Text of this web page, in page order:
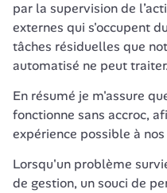
par la supervision de
externes qui s'occupent
tâches résiduelles que
automatisé ne peut traiter.
En résumé je m'assure
fonctionne sans accroc,
expérience possible à nos
Lorsqu'un problème
de gestion, un souci de